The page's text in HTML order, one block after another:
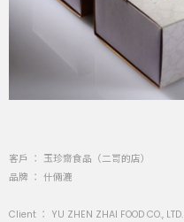
客戶 ： 玉珍齋食品（二哥的店）
品牌 ： 什倆漉
Client ： YU ZHEN ZHAI FOOD CO., LTD.